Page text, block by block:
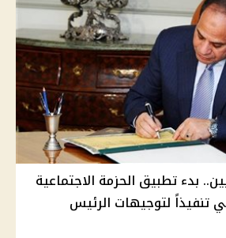
بدء تطبيق الحزمة الاجتماعية
تنفيذاً لتوجيهات الرئيس